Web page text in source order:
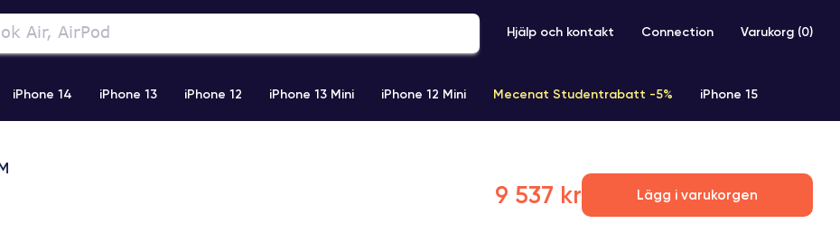
Hjälp och kontakt Connection Varukorg (0)
iPhone 14 iPhone 13 iPhone 12 iPhone 13 Mini iPhone 12 Mini Mecenat Studentrabatt -5% iPhone 15
9 537 kr Lägg i varukorgen